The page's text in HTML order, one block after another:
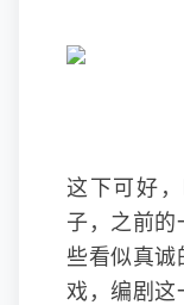
这下可好
子，之前的
些看似真诚
戏，编剧这